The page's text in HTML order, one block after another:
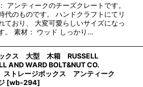
アンティークのチーズクレートです。
代のものです。 ハンドクラフトにてリ
ており、 大変可愛らしいサイズになっ
。 素材： ウッド しっかり…
クス 大型 木箱 RUSSELL
AND WARD BOLT&NUT CO.
トレージボックス アンティーク
[wb-294]